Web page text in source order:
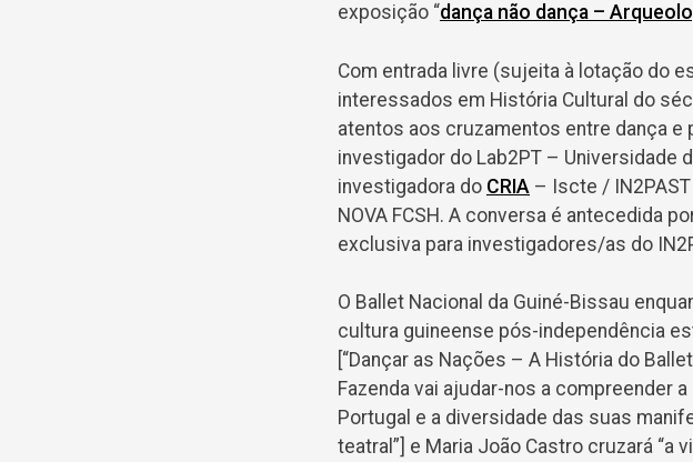
exposição “dança não dança –
Com entrada livre (sujeita à lotação do
interessados em História Cultural do
atentos aos cruzamentos entre dança
investigador do Lab2PT – Universidade
investigadora do CRIA – Iscte / IN2PAST
NOVA FCSH. A conversa é antecedida
exclusiva para investigadores/as do
O Ballet Nacional da Guiné-Bissau
cultura guineense pós-independência
[“Dançar as Nações – A História do
Fazenda vai ajudar-nos a compreender
Portugal e a diversidade das suas
teatral”] e Maria João Castro cruzará “a